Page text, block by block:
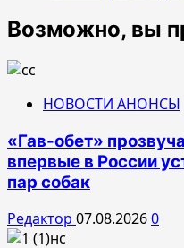
Возможно, вы
НОВОСТИ АНОНСЫ
«Гав-обет»
впервые в России
пар собак
Редактор 07.08.20260